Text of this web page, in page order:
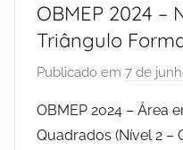
OBMEP 2024 –
Triângulo
Publicado em 7 de
OBMEP 2024 – Área
Quadrados (Nível 2 –